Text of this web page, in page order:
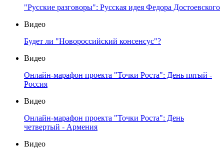
"Русские разговоры": Русская идея Федора Достоевского
Видео
Будет ли "Новороссийский консенсус"?
Видео
Онлайн-марафон проекта "Точки Роста": День пятый -
Россия
Видео
Онлайн-марафон проекта "Точки Роста": День
четвертый - Армения
Видео